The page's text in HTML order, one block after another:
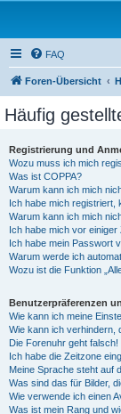
FAQ
Foren-Übersicht
Häufig
Registrierung und
Wozu muss ich mich
Was ist COPPA?
Warum kann ich mich
Ich habe mich registriert,
Warum kann ich mich
Ich habe mich vor
Ich habe mein Passwort
Warum werde ich
Wozu ist die Funktion
Benutzerpräferenzen
Wie kann ich meine
Wie kann ich verhindern,
Die Forenuhr geht falsch!
Ich habe die Zeitzone
Meine Sprache steht auf
Was sind das für Bilder,
Wie verwende ich einen
Was ist mein Rang und